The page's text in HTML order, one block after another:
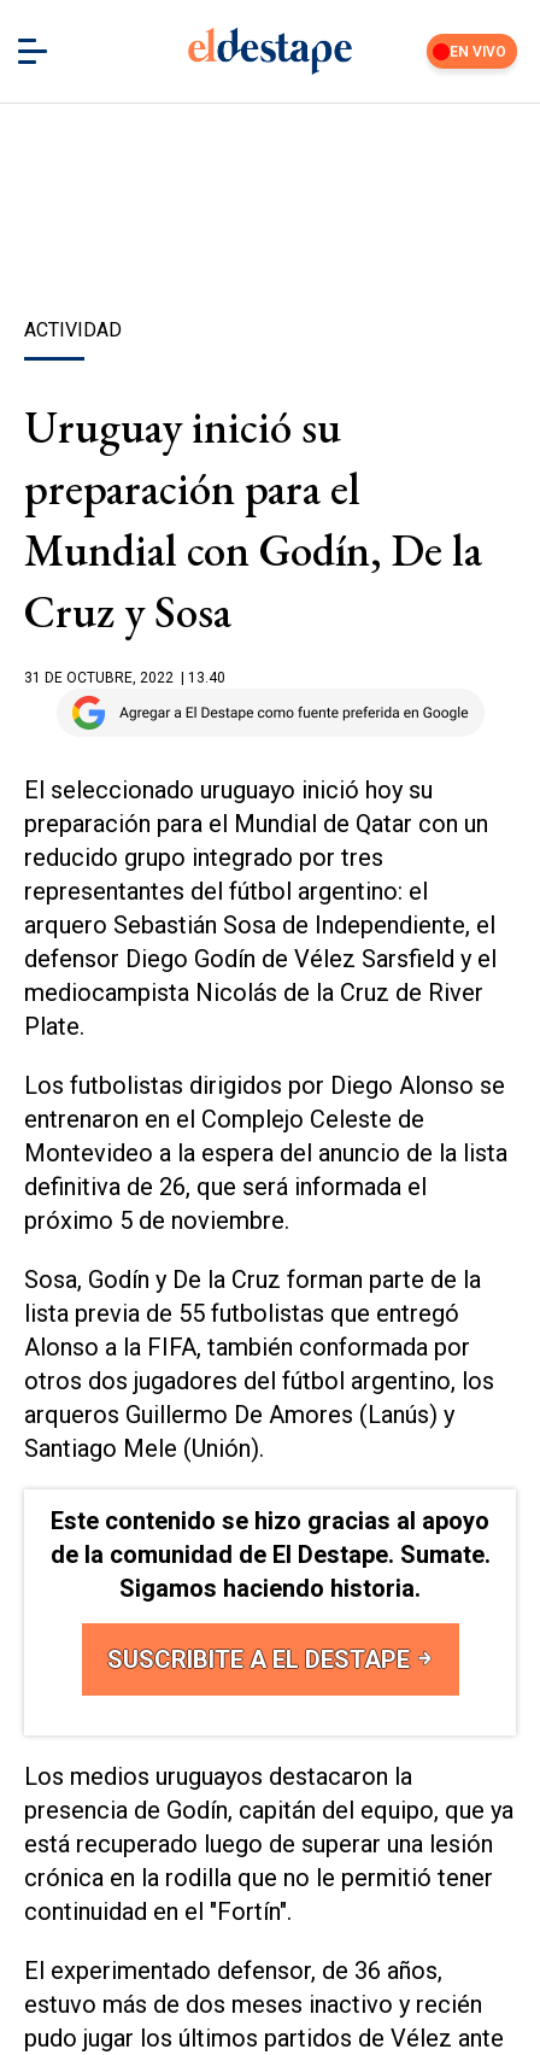
EN VIVO
ACTIVIDAD
Uruguay inició su
preparación para el
Mundial con Godín, De la
Cruz y Sosa
31 DE OCTUBRE, 2022 | 13.40
El seleccionado uruguayo inició hoy su
preparación para el Mundial de Qatar con un
reducido grupo integrado por tres
representantes del fútbol argentino: el
arquero Sebastián Sosa de Independiente, el
defensor Diego Godín de Vélez Sarsfield y el
mediocampista Nicolás de la Cruz de River
Plate.
Los futbolistas dirigidos por Diego Alonso se
entrenaron en el Complejo Celeste de
Montevideo a la espera del anuncio de la lista
definitiva de 26, que será informada el
próximo 5 de noviembre.
Sosa, Godín y De la Cruz forman parte de la
lista previa de 55 futbolistas que entregó
Alonso a la FIFA, también conformada por
otros dos jugadores del fútbol argentino, los
arqueros Guillermo De Amores (Lanús) y
Santiago Mele (Unión).
Este contenido se hizo gracias al apoyo
de la comunidad de El Destape. Sumate.
Sigamos haciendo historia.
SUSCRIBITE A EL DESTAPE
Los medios uruguayos destacaron la
presencia de Godín, capitán del equipo, que ya
está recuperado luego de superar una lesión
crónica en la rodilla que no le permitió tener
continuidad en el "Fortín".
El experimentado defensor, de 36 años,
estuvo más de dos meses inactivo y recién
pudo jugar los últimos partidos de Vélez ante